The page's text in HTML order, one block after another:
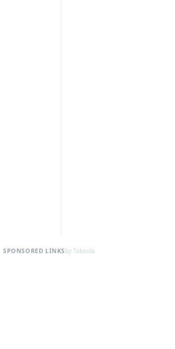
SPONSORED LINKSby Taboola